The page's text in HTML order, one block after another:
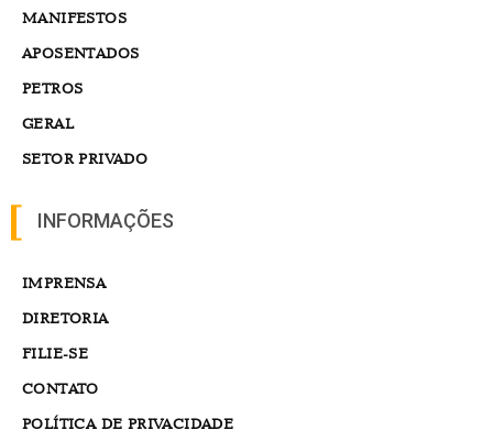
MANIFESTOS
APOSENTADOS
PETROS
GERAL
SETOR PRIVADO
INFORMAÇÕES
IMPRENSA
DIRETORIA
FILIE-SE
CONTATO
POLÍTICA DE PRIVACIDADE